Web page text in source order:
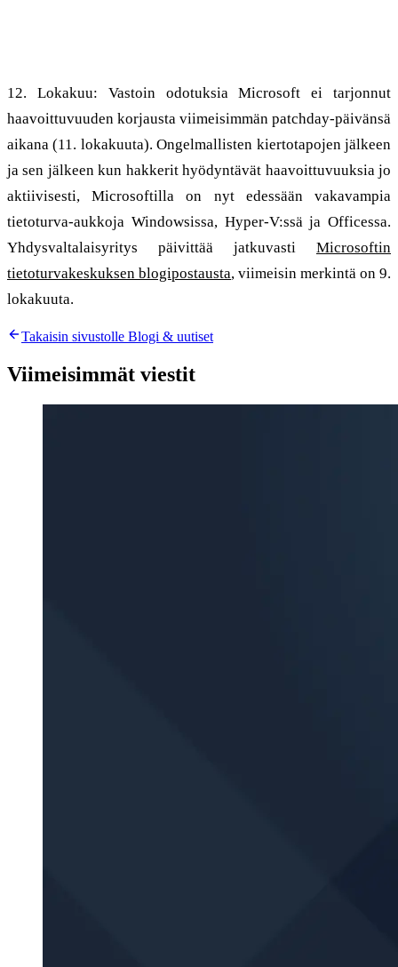
12. Lokakuu: Vastoin odotuksia Microsoft ei tarjonnut
haavoittuvuuden korjausta viimeisimmän patchday-päivänsä
aikana (11. lokakuuta). Ongelmallisten kiertotapojen jälkeen
ja sen jälkeen kun hakkerit hyödyntävät haavoittuvuuksia jo
aktiivisesti, Microsoftilla on nyt edessään vakavampia
tietoturva-aukkoja Windowsissa, Hyper-V:ssä ja Officessa.
Yhdysvaltalaisyritys päivittää jatkuvasti Microsoftin
tietoturvakeskuksen blogipostausta, viimeisin merkintä on 9.
lokakuuta.
Takaisin sivustolle Blogi & uutiset
Viimeisimmät viestit